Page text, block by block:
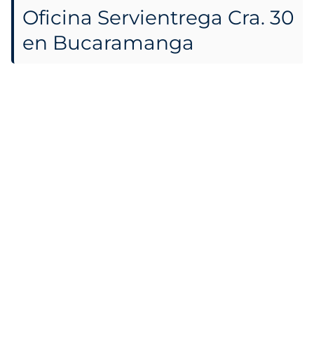
Oficina Servientrega Cra. 30
en Bucaramanga